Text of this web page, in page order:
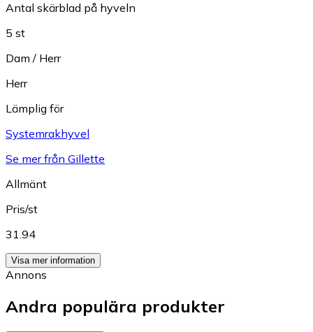
Antal skärblad på hyveln
5 st
Dam / Herr
Herr
Lämplig för
Systemrakhyvel
Se mer från Gillette
Allmänt
Pris/st
31.94
Visa mer information
Annons
Andra populära produkter